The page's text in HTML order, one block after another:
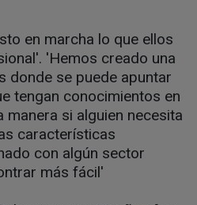
en marcha lo que ellos
'Hemos creado una
donde se puede apuntar
tengan conocimientos en
manera si alguien necesita
características
con algún sector
más fácil'